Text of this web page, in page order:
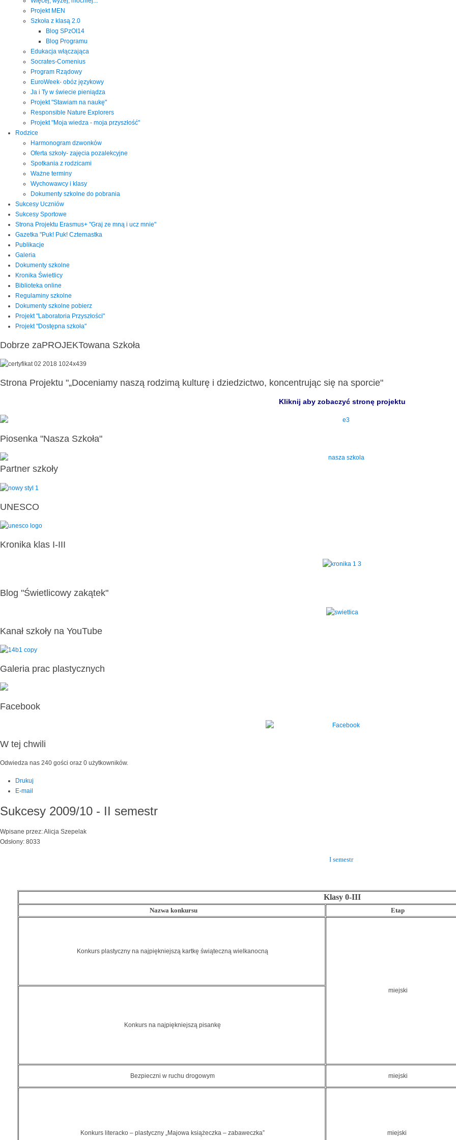
Projekt MEN
Szkoła z klasą 2.0
Blog SPzOI14
Blog Programu
Edukacja włączająca
Socrates-Comenius
Program Rządowy
EuroWeek- obóz językowy
Ja i Ty w świecie pieniądza
Projekt "Stawiam na naukę"
Responsible Nature Explorers
Projekt "Moja wiedza - moja przyszłość"
Rodzice
Harmonogram dzwonków
Oferta szkoły- zajęcia pozalekcyjne
Spotkania z rodzicami
Ważne terminy
Wychowawcy i klasy
Dokumenty szkolne do pobrania
Sukcesy Uczniów
Sukcesy Sportowe
Strona Projektu Erasmus+ "Graj ze mną i ucz mnie"
Gazetka "Puk! Puk! Czternastka
Publikacje
Galeria
Dokumenty szkolne
Kronika Świetlicy
Biblioteka online
Regulaminy szkolne
Dokumenty szkolne pobierz
Projekt "Laboratoria Przyszłości"
Projekt "Dostępna szkoła"
Dobrze zaPROJEKTowana Szkoła
Strona Projektu "„Doceniamy naszą rodzimą kulturę i dziedzictwo, koncentrując się na sporcie"
Kliknij aby zobaczyć stronę projektu
Piosenka "Nasza Szkoła"
Partner szkoły
UNESCO
Kronika klas I-III
Blog "Świetlicowy zakątek"
Kanał szkoły na YouTube
Galeria prac plastycznych
Facebook
W tej chwili
Odwiedza nas 240 gości oraz 0 użytkowników.
Drukuj
E-mail
Sukcesy 2009/10 - II semestr
Wpisane przez: Alicja Szepelak
Odsłony: 8033
I semestr
Klasy 0-III
Nazwa konkursu Etap
Konkurs plastyczny na najpiękniejszą kartkę świąteczną wielkanocną
miejski
Konkurs na najpiękniejszą pisankę
Bezpieczni w ruchu drogowym miejski
Konkurs literacko – plastyczny „Majowa książeczka – zabaweczka” miejski